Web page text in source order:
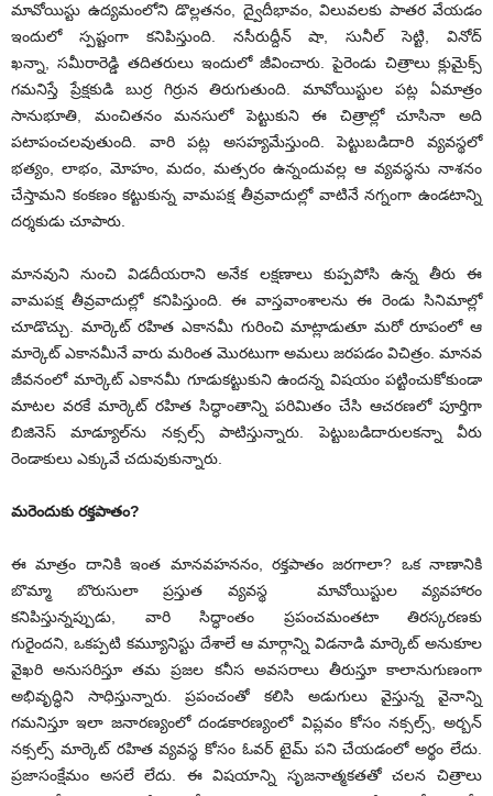
మావోయిస్టు ఉద్యమంలోని డొల్లతనం, ద్వైదీభావం, విలువలకు పాతర వేయడం
ఇందులో స్పష్టంగా కనిపిస్తుంది. నసీరుద్దీన్ షా, సునీల్ సెట్టి, వినోద్
ఖన్నా, సమీరారెడ్డి తదితరులు ఇందులో జీవించారు. పైరెండు చిత్రాలు క్లుమైక్స్
గమనిస్తే ప్రేక్షకుడి బుర్ర గిర్రున తిరుగుతుంది. మావోయిస్టుల పట్ల ఏమాత్రం
సానుభూతి, మంచితనం మనసులో పెట్టుకుని ఈ చిత్రాల్లో చూసినా అది
పటాపంచలవుతుంది. వారి పట్ల అసహ్యమేస్తుంది. పెట్టుబడిదారి వ్యవస్థలో
భత్యం, లాభం, మోహం, మదం, మత్సరం ఉన్నందువల్ల ఆ వ్యవస్థను నాశనం
చేస్తామని కంకణం కట్టుకున్న వామపక్ష తీవ్రవాదుల్లో వాటినే నగ్నంగా ఉండటాన్ని
దర్శకుడు చూపారు.
మానవుని నుంచి విడదీయరాని అనేక లక్షణాలు కుప్పపోసి ఉన్న తీరు ఈ
వామపక్ష తీవ్రవాదుల్లో కనిపిస్తుంది. ఈ వాస్తవాంశాలను ఈ రెండు సినిమాల్లో
చూడొచ్చు. మార్కెట్ రహిత ఎకానమీ గురించి మాట్లాడుతూ మరో రూపంలో ఆ
మార్కెట్ ఎకానమీనే వారు మరింత మొరటుగా అమలు జరపడం విచిత్రం. మానవ
జీవనంలో మార్కెట్ ఎకానమీ గూడుకట్టుకుని ఉందన్న విషయం పట్టించుకోకుండా
మాటల వరకే మార్కెట్ రహిత సిద్ధాంతాన్ని పరిమితం చేసి ఆచరణలో పూర్తిగా
బిజినెస్ మాడ్యూల్‌ను నక్సల్స్ పాటిస్తున్నారు. పెట్టుబడిదారులకన్నా వీరు
రెండాకులు ఎక్కువే చదువుకున్నారు.
మరెందుకు రక్తపాతం?
ఈ మాత్రం దానికి ఇంత మానవహననం, రక్తపాతం జరగాలా? ఒక నాణానికి
బొమ్మా బొరుసులా ప్రస్తుత వ్యవస్థ మావోయిస్టుల వ్యవహారం
కనిపిస్తున్నప్పుడు, వారి సిద్ధాంతం ప్రపంచమంతటా తిరస్కరణకు
గురైందని, ఒకప్పటి కమ్యూనిస్టు దేశాలే ఆ మార్గాన్ని విడనాడి మార్కెట్ అనుకూల
వైఖరి అనుసరిస్తూ తమ ప్రజల కనీస అవసరాలు తీరుస్తూ కాలానుగుణంగా
అభివృద్ధిని సాధిస్తున్నారు. ప్రపంచంతో కలిసి అడుగులు వైస్తున్న వైనాన్ని
గమనిస్తూ ఇలా జనారణ్యంలో దండకారణ్యంలో విప్లవం కోసం నక్సల్స్, అర్బన్
నక్సల్స్ మార్కెట్ రహిత వ్యవస్థ కోసం ఓవర్ టైమ్ పని చేయడంలో అర్థం లేదు.
ప్రజాసంక్షేమం అసలే లేదు. ఈ విషయాన్ని సృజనాత్మకతతో చలన చిత్రాలు